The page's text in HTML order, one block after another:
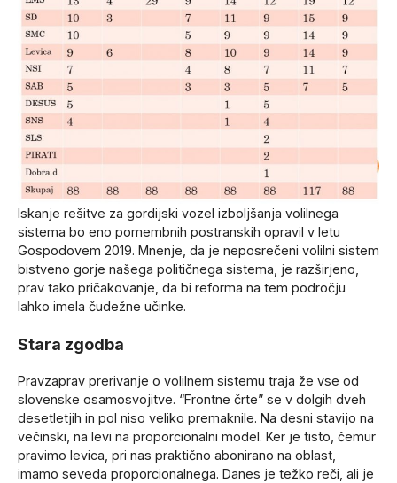
Iskanje rešitve za gordijski vozel izboljšanja volilnega
sistema bo eno pomembnih postranskih opravil v letu
Gospodovem 2019. Mnenje, da je neposrečeni volilni sistem
bistveno gorje našega političnega sistema, je razširjeno,
prav tako pričakovanje, da bi reforma na tem področju
lahko imela čudežne učinke.
Stara zgodba
Pravzaprav prerivanje o volilnem sistemu traja že vse od
slovenske osamosvojitve. “Frontne črte” se v dolgih dveh
desetletjih in pol niso veliko premaknile. Na desni stavijo na
večinski, na levi na proporcionalni model. Ker je tisto, čemur
pravimo levica, pri nas praktično abonirano na oblast,
imamo seveda proporcionalnega. Danes je težko reči, ali je